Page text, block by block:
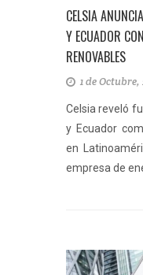
CELSIA
Y ECUADOR
RENOVABLES
1 de Octubre,
Celsia reveló
y Ecuador
en
empresa de